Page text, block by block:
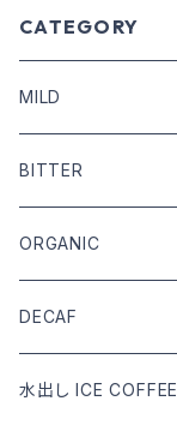
CATEGORY
MILD
COFFEE BEANS
DRIP COFFEE
DRIP COFFEE mix
BITTER
COFFEE BEANS
DRIP COFFEE
DRIP COFFEE mix
ORGANIC
COFFEE BEANS
DRIP COFFEE
DECAF
COFFEE BEANS
水出し ICE COFFEE